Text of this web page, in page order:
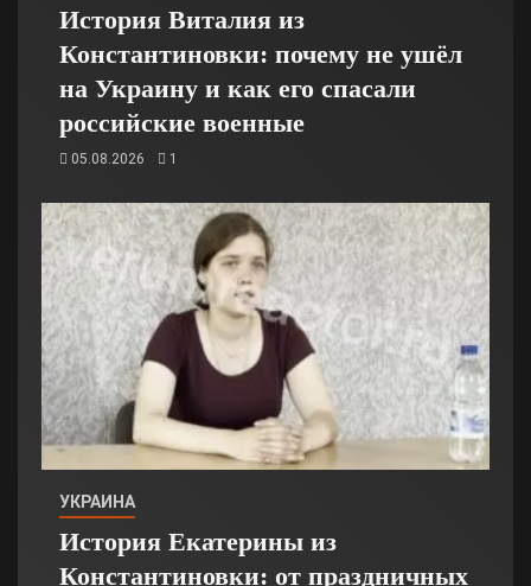
История Виталия из
Константиновки: почему не ушёл
на Украину и как его спасали
российские военные
05.08.2026 1
УКРАИНА
История Екатерины из
Константиновки: от праздничных